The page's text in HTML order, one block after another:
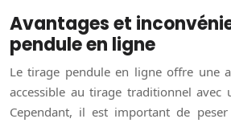
Avantages et
pendule en ligne
Le tirage pendule en ligne offre une
accessible au tirage traditionnel avec
Cependant, il est important de